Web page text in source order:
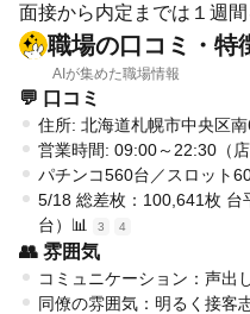
面接から内定までは１週間
職場の口コミ・特
AIが集めた職場情報
💬 口コミ
住所: 北海道札幌市中央区
営業時間: 09:00～22:30（
パチンコ560台／スロット
5/18 総差枚：100,641枚
台）📊
3 4
👥 雰囲気
コミュニケーション：声出
同僚の雰囲気：明るく接客